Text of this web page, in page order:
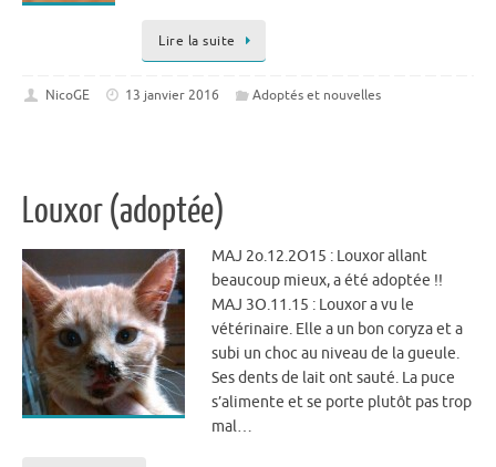
Lire la suite
NicoGE 13 janvier 2016 Adoptés et nouvelles
Louxor (adoptée)
MAJ 2o.12.2O15 : Louxor allant
beaucoup mieux, a été adoptée !!
MAJ 3O.11.15 : Louxor a vu le
vétérinaire. Elle a un bon coryza et a
subi un choc au niveau de la gueule.
Ses dents de lait ont sauté. La puce
s’alimente et se porte plutôt pas trop
mal…